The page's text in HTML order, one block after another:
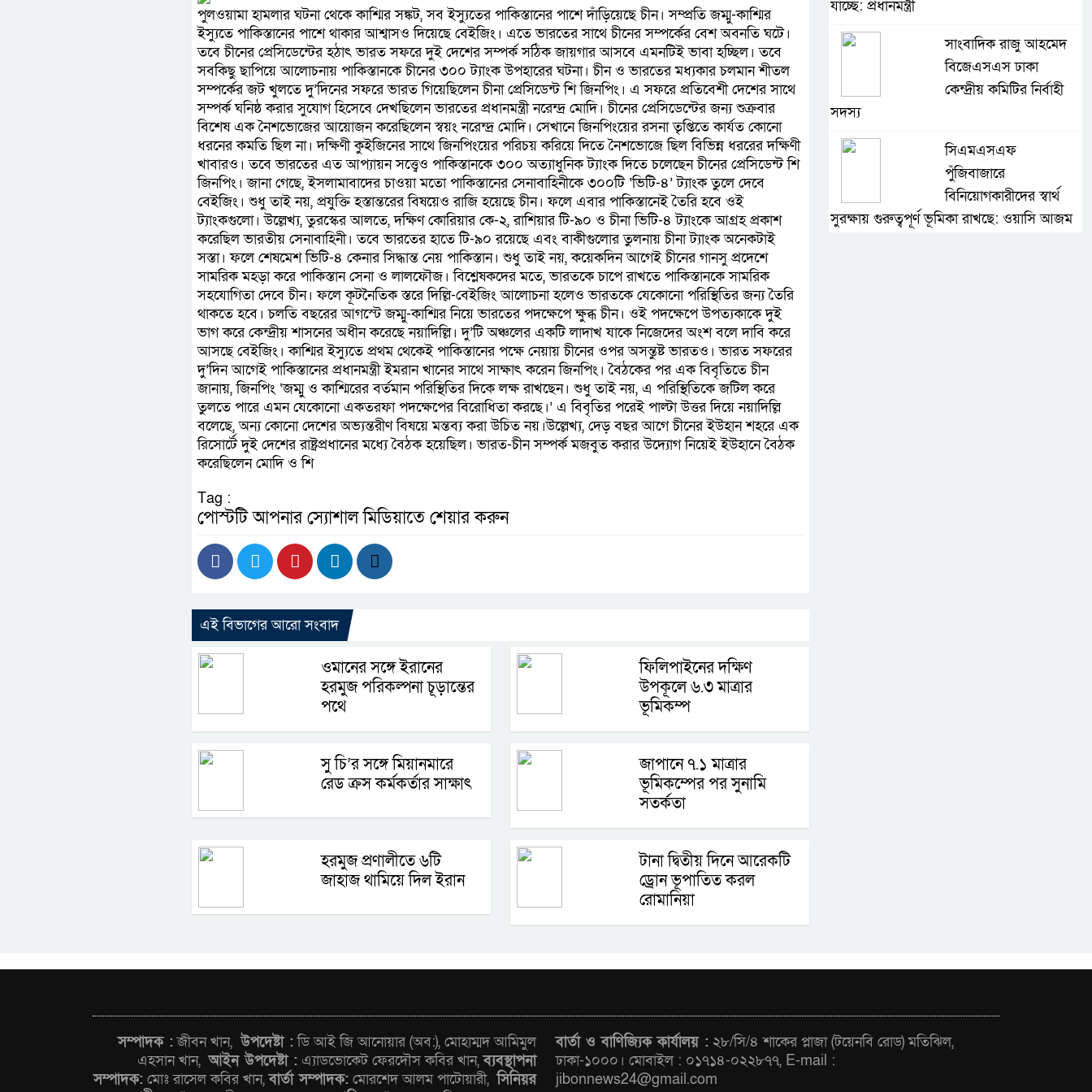
পুলওয়ামা হামলার ঘটনা থেকে কাশ্মির সঙ্কট, সব ইস্যুতের পাকিস্তানের পাশে দাঁড়িয়েছে চীন। সম্প্রতি জম্মু-কাশ্মির
ইস্যুতে পাকিস্তানের পাশে থাকার আশ্বাসও দিয়েছে বেইজিং। এতে ভারতের সাথে চীনের সম্পর্কের বেশ অবনতি ঘটে।
তবে চীনের প্রেসিডেন্টের হঠাৎ ভারত সফরে দুই দেশের সম্পর্ক সঠিক জায়গার আসবে এমনটিই ভাবা হচ্ছিল। তবে
সবকিছু ছাপিয়ে আলোচনায় পাকিস্তানকে চীনের ৩০০ ট্যাংক উপহারের ঘটনা। চীন ও ভারতের মধ্যকার চলমান শীতল
সম্পর্কের জট খুলতে দু’দিনের সফরে ভারত গিয়েছিলেন চীনা প্রেসিডেন্ট শি জিনপিং। এ সফরে প্রতিবেশী দেশের সাথে
সম্পর্ক ঘনিষ্ঠ করার সুযোগ হিসেবে দেখছিলেন ভারতের প্রধানমন্ত্রী নরেন্দ্র মোদি। চীনের প্রেসিডেন্টের জন্য শুক্রবার
বিশেষ এক নৈশভোজের আয়োজন করেছিলেন স্বয়ং নরেন্দ্র মোদি। সেখানে জিনপিংয়ের রসনা তৃপ্তিতে কার্যত কোনো
ধরনের কমতি ছিল না। দক্ষিণী কুইজিনের সাথে জিনপিংয়ের পরিচয় করিয়ে দিতে নৈশভোজে ছিল বিভিন্ন ধররের দক্ষিণী
খাবারও। তবে ভারতের এত আপ্যায়ন সত্ত্বেও পাকিস্তানকে ৩০০ অত্যাধুনিক ট্যাংক দিতে চলেছেন চীনের প্রেসিডেন্ট শি
জিনপিং। জানা গেছে, ইসলামাবাদের চাওয়া মতো পাকিস্তানের সেনাবাহিনীকে ৩০০টি ‘ভিটি-৪’ ট্যাংক তুলে দেবে
বেইজিং। শুধু তাই নয়, প্রযুক্তি হস্তান্তরের বিষয়েও রাজি হয়েছে চীন। ফলে এবার পাকিস্তানেই তৈরি হবে ওই
ট্যাংকগুলো। উল্লেখ্য, তুরস্কের আলতে, দক্ষিণ কোরিয়ার কে-২, রাশিয়ার টি-৯০ ও চীনা ভিটি-৪ ট্যাংকে আগ্রহ প্রকাশ
করেছিল ভারতীয় সেনাবাহিনী। তবে ভারতের হাতে টি-৯০ রয়েছে এবং বাকীগুলোর তুলনায় চীনা ট্যাংক অনেকটাই
সস্তা। ফলে শেষমেশ ভিটি-৪ কেনার সিদ্ধান্ত নেয় পাকিস্তান। শুধু তাই নয়, কয়েকদিন আগেই চীনের গানসু প্রদেশে
সামরিক মহড়া করে পাকিস্তান সেনা ও লালফৌজ। বিশ্লেষকদের মতে, ভারতকে চাপে রাখতে পাকিস্তানকে সামরিক
সহযোগিতা দেবে চীন। ফলে কূটনৈতিক স্তরে দিল্লি-বেইজিং আলোচনা হলেও ভারতকে যেকোনো পরিস্থিতির জন্য তৈরি
থাকতে হবে। চলতি বছরের আগস্টে জম্মু-কাশ্মির নিয়ে ভারতের পদক্ষেপে ক্ষুব্ধ চীন। ওই পদক্ষেপে উপত্যকাকে দুই
ভাগ করে কেন্দ্রীয় শাসনের অধীন করেছে নয়াদিল্লি। দু’টি অঞ্চলের একটি লাদাখ যাকে নিজেদের অংশ বলে দাবি করে
আসছে বেইজিং। কাশ্মির ইস্যুতে প্রথম থেকেই পাকিস্তানের পক্ষে নেয়ায় চীনের ওপর অসন্তুষ্ট ভারতও। ভারত সফরের
দু’দিন আগেই পাকিস্তানের প্রধানমন্ত্রী ইমরান খানের সাথে সাক্ষাৎ করেন জিনপিং। বৈঠকের পর এক বিবৃতিতে চীন
জানায়, জিনপিং ‘জম্মু ও কাশ্মিরের বর্তমান পরিস্থিতির দিকে লক্ষ রাখছেন। শুধু তাই নয়, এ পরিস্থিতিকে জটিল করে
তুলতে পারে এমন যেকোনো একতরফা পদক্ষেপের বিরোধিতা করছে।’ এ বিবৃতির পরেই পাল্টা উত্তর দিয়ে নয়াদিল্লি
বলেছে, অন্য কোনো দেশের অভ্যন্তরীণ বিষয়ে মন্তব্য করা উচিত নয়।উল্লেখ্য, দেড় বছর আগে চীনের ইউহান শহরে এক
রিসোর্টে দুই দেশের রাষ্ট্রপ্রধানের মধ্যে বৈঠক হয়েছিল। ভারত-চীন সম্পর্ক মজবুত করার উদ্যোগ নিয়েই ইউহানে বৈঠক
করেছিলেন মোদি ও শি
Tag :
পোস্টটি আপনার স্যোশাল মিডিয়াতে শেয়ার করুন
এই বিভাগের আরো সংবাদ
ওমানের সঙ্গে ইরানের
হরমুজ পরিকল্পনা চূড়ান্তের
পথে
ফিলিপাইনের দক্ষিণ
উপকূলে ৬.৩ মাত্রার
ভূমিকম্প
সু চি’র সঙ্গে মিয়ানমারে
রেড ক্রস কর্মকর্তার সাক্ষাৎ
জাপানে ৭.১ মাত্রার
ভূমিকম্পের পর সুনামি
সতর্কতা
হরমুজ প্রণালীতে ৬টি
জাহাজ থামিয়ে দিল ইরান
টানা দ্বিতীয় দিনে আরেকটি
ড্রোন ভূপাতিত করল
রোমানিয়া
যাচ্ছে: প্রধানমন্ত্রী
সাংবাদিক রাজু আহমেদ
বিজেএসএস ঢাকা
কেন্দ্রীয় কমিটির নির্বাহী
সদস্য
সিএমএসএফ
পুঁজিবাজারে
বিনিয়োগকারীদের স্বার্থ
সুরক্ষায় গুরুত্বপূর্ণ ভূমিকা রাখছে: ওয়াসি আজম
সম্পাদক :জীবন খান,উপদেষ্টা :ডি আই জি আনোয়ার (অব:), মোহাম্মদ আমিমুল
এহসান খান,আইন উপদেষ্টা : এ্যাডভোকেট ফেরদৌস কবির খান,ব্যবস্থাপনা
সম্পাদক: মোঃ রাসেল কবির খান,বার্তা সম্পাদক: মোরশেদ আলম পাটোয়ারী,সিনিয়র
বার্তা ও বাণিজ্যিক কার্যালয় : ২৮/সি/৪ শাকের প্লাজা (টয়েনবি রোড) মতিঝিল,
ঢাকা-১০০০। মোবাইল : ০১৭১৪-০২২৮৭৭, E-mail :
jibonnews24@gmail.com